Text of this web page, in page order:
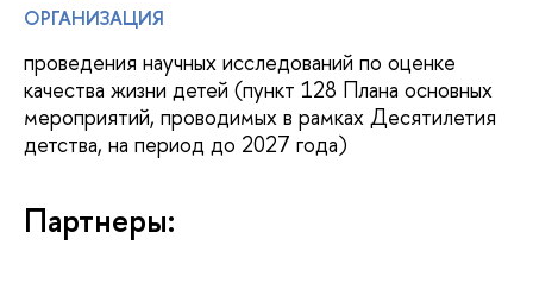
ОРГАНИЗАЦИЯ
проведения научных исследований по оценке
качества жизни детей (пункт 128 Плана основных
мероприятий, проводимых в рамках Десятилетия
детства, на период до 2027 года)
Партнеры: